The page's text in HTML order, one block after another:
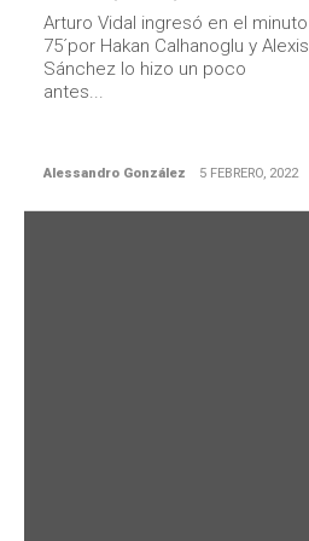
Arturo Vidal ingresó en el minuto
75´por Hakan Calhanoglu y Alexis
Sánchez lo hizo un poco
antes...
Alessandro González 5 FEBRERO, 2022